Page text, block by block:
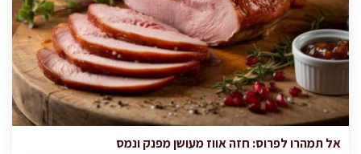
אל תמהרו לפרוס: חזה אווז מעושן מפנק ונמס